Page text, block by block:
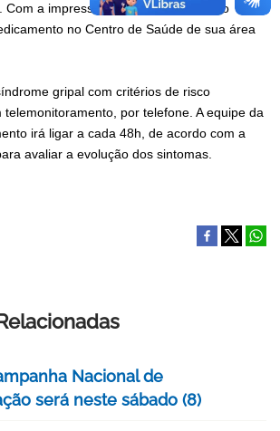
Com a impressão da receita, o usuário
no Centro de Saúde de sua área
gripal com critérios de risco
por telefone. A equipe da
irá ligar a cada 48h, de acordo com a
avaliar a evolução dos sintomas.
Nacional de
será neste sábado (8)